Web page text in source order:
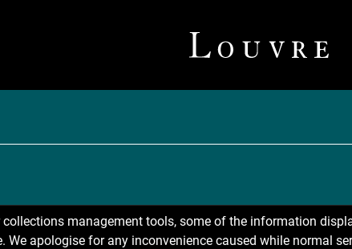
management tools, some of the information
We apologise for any inconvenience caused while normal